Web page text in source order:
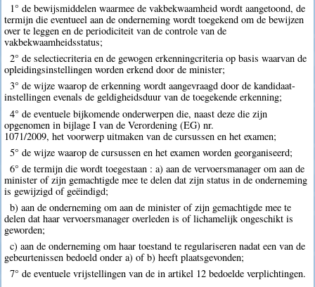
1° de bewijsmiddelen waarmee de vakbekwaamheid wordt aangetoond, de
termijn die eventueel aan de onderneming wordt toegekend om de bewijzen
over te leggen en de periodiciteit van de controle van de
vakbekwaamheidsstatus;
2° de selectiecriteria en de gewogen erkenningcriteria op basis waarvan de
opleidingsinstellingen worden erkend door de minister;
3° de wijze waarop de erkenning wordt aangevraagd door de kandidaat-
instellingen evenals de geldigheidsduur van de toegekende erkenning;
4° de eventuele bijkomende onderwerpen die, naast deze die zijn
opgenomen in bijlage I van de Verordening (EG) nr.
1071/2009, het voorwerp uitmaken van de cursussen en het examen;
5° de wijze waarop de cursussen en het examen worden georganiseerd;
6° de termijn die wordt toegestaan : a) aan de vervoersmanager om aan de
minister of zijn gemachtigde mee te delen dat zijn status in de onderneming
is gewijzigd of geëindigd;
b) aan de onderneming om aan de minister of zijn gemachtigde mee te
delen dat haar vervoersmanager overleden is of lichamelijk ongeschikt is
geworden;
c) aan de onderneming om haar toestand te regulariseren nadat een van de
gebeurtenissen bedoeld onder a) of b) heeft plaatsgevonden;
7° de eventuele vrijstellingen van de in artikel 12 bedoelde verplichtingen.